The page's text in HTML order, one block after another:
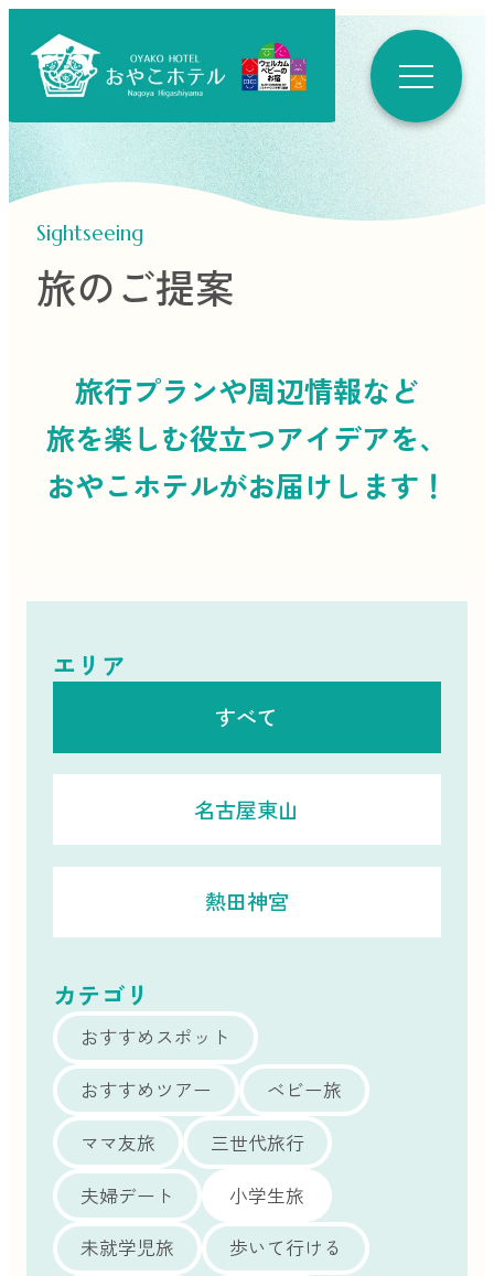
Sightseeing
旅のご提案
旅行プランや周辺情報など
旅を楽しむ役立つアイデアを、
おやこホテルがお届けします！
エリア
すべて
名古屋東山
熱田神宮
カテゴリ
おすすめスポット
おすすめツアー
ベビー旅
ママ友旅
三世代旅行
夫婦デート
小学生旅
未就学児旅
歩いて行ける